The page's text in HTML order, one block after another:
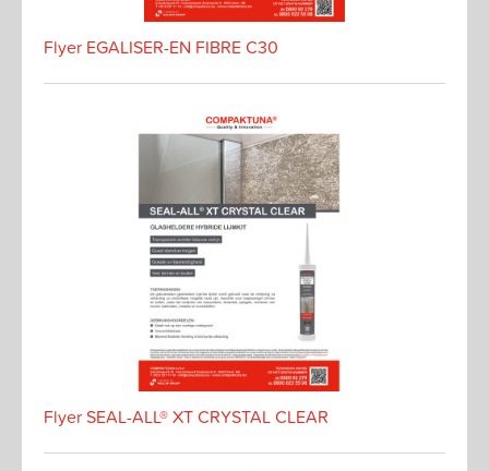
Flyer EGALISER-EN FIBRE C30
Flyer SEAL-ALL® XT CRYSTAL CLEAR